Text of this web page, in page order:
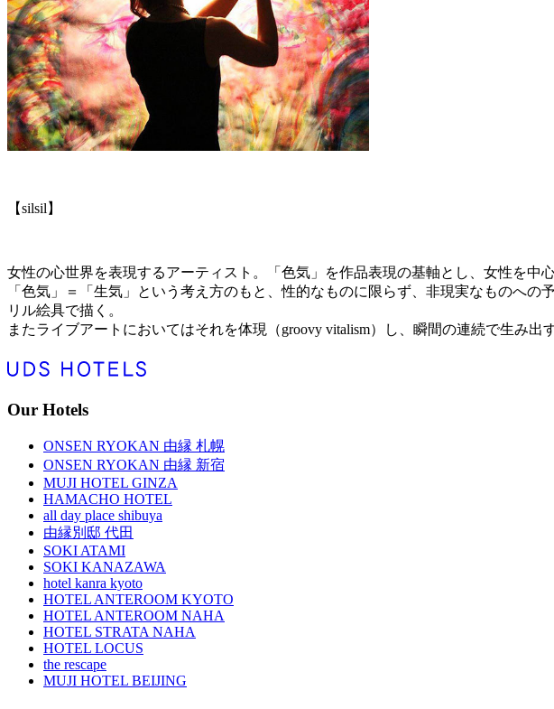
【silsil】
女性の心世界を表現するアーティスト。「色気」を作品表現の基軸とし、女性を中
「色気」＝「生気」という考え方のもと、性的なものに限らず、非現実なものへ
リル絵具で描く。
またライブアートにおいてはそれを体現（groovy vitalism）し、瞬間の連続で生み出
Our Hotels
ONSEN RYOKAN 由縁 札幌
ONSEN RYOKAN 由縁 新宿
MUJI HOTEL GINZA
HAMACHO HOTEL
all day place shibuya
由縁別邸 代田
SOKI ATAMI
SOKI KANAZAWA
hotel kanra kyoto
HOTEL ANTEROOM KYOTO
HOTEL ANTEROOM NAHA
HOTEL STRATA NAHA
HOTEL LOCUS
the rescape
MUJI HOTEL BEIJING